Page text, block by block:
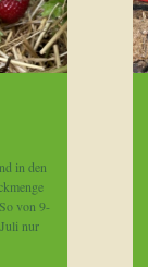
in den
von 9-
nur